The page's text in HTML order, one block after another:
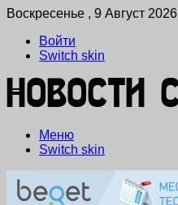
Воскресенье , 9 Август 2026
Войти
Switch skin
Меню
Switch skin